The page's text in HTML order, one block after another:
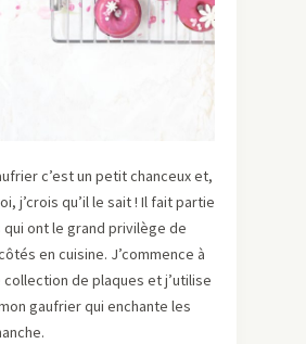
c’est un petit chanceux et,
j’crois qu’il le sait ! Il fait partie
qui ont le grand privilège de
en cuisine. J’commence à
collection de plaques et j’utilise
gaufrier qui enchante les